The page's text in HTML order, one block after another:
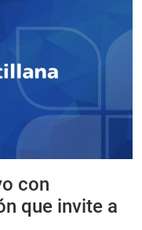
con
que invite a